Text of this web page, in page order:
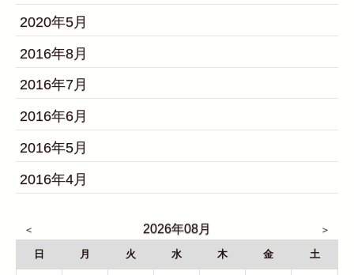
2020年5月
2016年8月
2016年7月
2016年6月
2016年5月
2016年4月
2026年08月
日 月 火 水 木 金 土